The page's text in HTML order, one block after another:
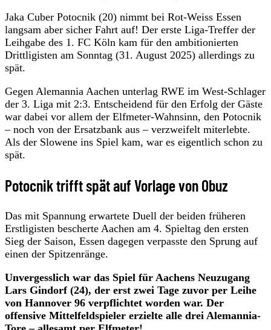
Jaka Cuber Potocnik (20) nimmt bei Rot-Weiss Essen
langsam aber sicher Fahrt auf! Der erste Liga-Treffer der
Leihgabe des 1. FC Köln kam für den ambitionierten
Drittligisten am Sonntag (31. August 2025) allerdings zu
spät.
Gegen Alemannia Aachen unterlag RWE im West-Schlager
der 3. Liga mit 2:3. Entscheidend für den Erfolg der Gäste
war dabei vor allem der Elfmeter-Wahnsinn, den Potocnik
– noch von der Ersatzbank aus – verzweifelt miterlebte.
Als der Slowene ins Spiel kam, war es eigentlich schon zu
spät.
Potocnik trifft spät auf Vorlage von Obuz
Das mit Spannung erwartete Duell der beiden früheren
Erstligisten bescherte Aachen am 4. Spieltag den ersten
Sieg der Saison, Essen dagegen verpasste den Sprung auf
einen der Spitzenränge.
Unvergesslich war das Spiel für Aachens Neuzugang
Lars Gindorf (24), der erst zwei Tage zuvor per Leihe
von Hannover 96 verpflichtet worden war. Der
offensive Mittelfeldspieler erzielte alle drei Alemannia-